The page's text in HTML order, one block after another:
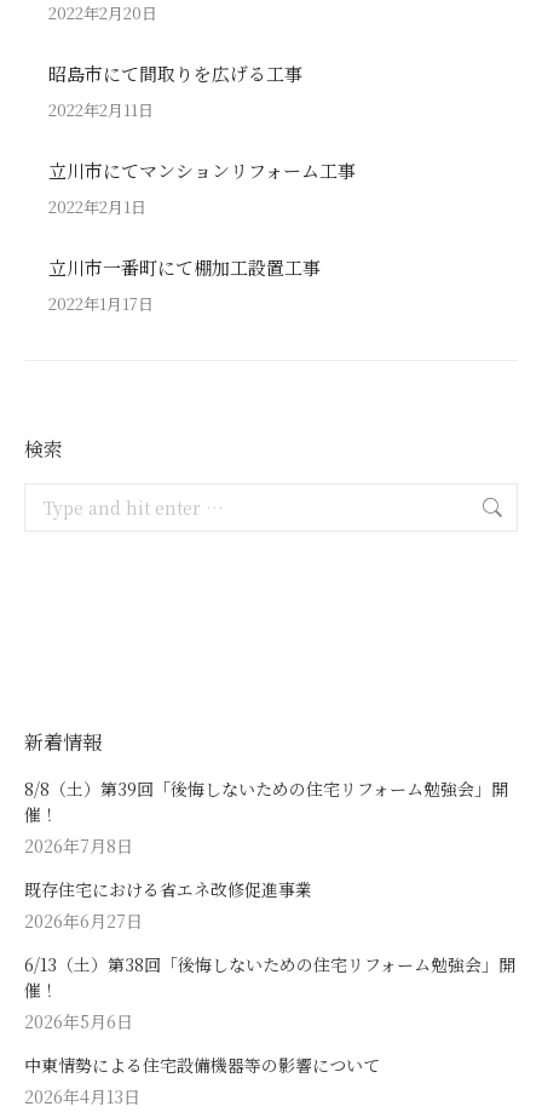
2022年2月20日
昭島市にて間取りを広げる工事
2022年2月11日
立川市にてマンションリフォーム工事
2022年2月1日
立川市一番町にて棚加工設置工事
2022年1月17日
検索
新着情報
8/8（土）第39回「後悔しないための住宅リフォーム勉強会」開
催！
2026年7月8日
既存住宅における省エネ改修促進事業
2026年6月27日
6/13（土）第38回「後悔しないための住宅リフォーム勉強会」開
催！
2026年5月6日
中東情勢による住宅設備機器等の影響について
2026年4月13日